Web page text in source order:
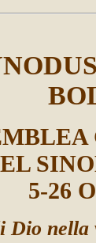
5-26
Dio nella